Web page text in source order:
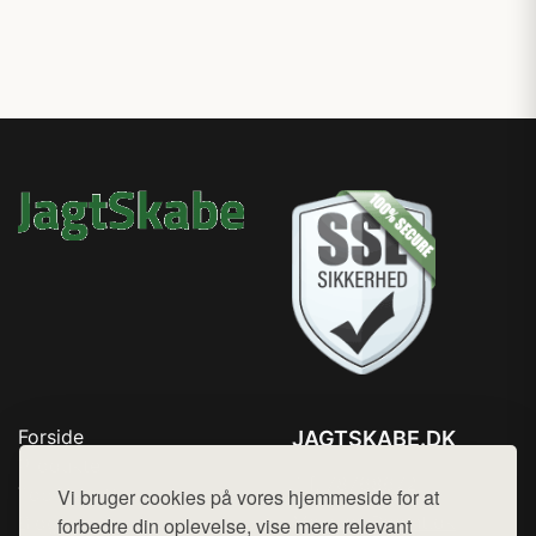
Vi bruger cookies på vores hjemmeside for at
forbedre din oplevelse, vise mere relevant
Forside
Top Rabatter
Blog
JAGTSKABE.DK
Mail: hej@want.dk